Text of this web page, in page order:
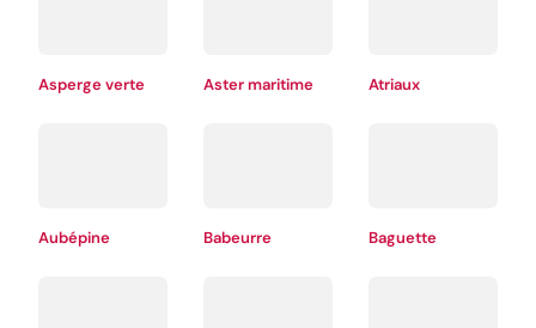
Asperge verte Aster maritime Atriaux
Aubépine Babeurre Baguette